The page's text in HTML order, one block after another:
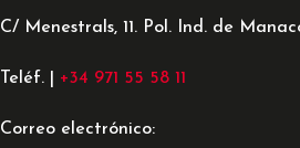
C/ Menestrals, 11. Pol. Ind. de
Teléf. | +34 971 55 58 11
Correo electrónico: